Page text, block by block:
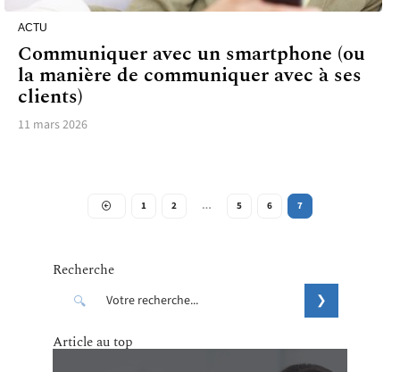
ACTU
Communiquer avec un smartphone (ou
la manière de communiquer avec à ses
clients)
11 mars 2026
1 2 … 5 6 7
Recherche
Article au top